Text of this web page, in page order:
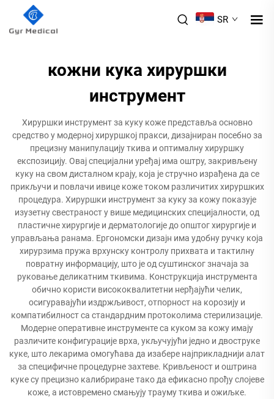
SR
кожни кука хируршки
инструмент
Хируршки инструмент за куку коже представља основно
средство у модерној хируршкој пракси, дизајниран посебно за
прецизну манипулацију ткива и оптималну хируршку
експозицију. Овај специјални уређај има оштру, закривљену
куку на свом дисталном крају, која је стручно израђена да се
прикључи и повлачи ивице коже током различитих хируршких
процедура. Хируршки инструмент за куку за кожу показује
изузетну свестраност у више медицинских специјалности, од
пластичне хирургије и дерматологије до општог хирургије и
управљања ранама. Ергономски дизајн има удобну ручку која
хирурзима пружа врхунску контролу прихвата и тактилну
повратну информацију, што је од суштинског значаја за
руковање деликатним ткивима. Конструкција инструмента
обично користи висококвалитетни нерђајући челик,
осигуравајући издржљивост, отпорност на корозију и
компатибилност са стандардним протоколима стерилизације.
Модерне оперативне инструменте са куком за кожу имају
различите конфигурације врха, укључујући једно и двоструке
куке, што лекарима омогућава да изабере најприкладнији алат
за специфичне процедурне захтеве. Кривљеност и оштрина
куке су прецизно калибриране тако да ефикасно прођу слојеве
коже, а истовремено смањују трауму ткива и ожиљке.